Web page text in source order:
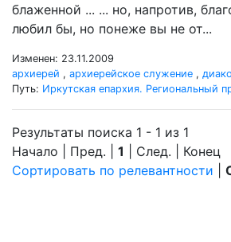
блаженной ... ... но, напротив,
любил бы, но понеже вы не от...
Изменен: 23.11.2009
архиерей , архиерейское служение ,
Путь: Иркутская епархия. Региональный
Результаты поиска 1 - 1 из 1
Начало | Пред. | 1 | След. | Конец
Сортировать по релевантности